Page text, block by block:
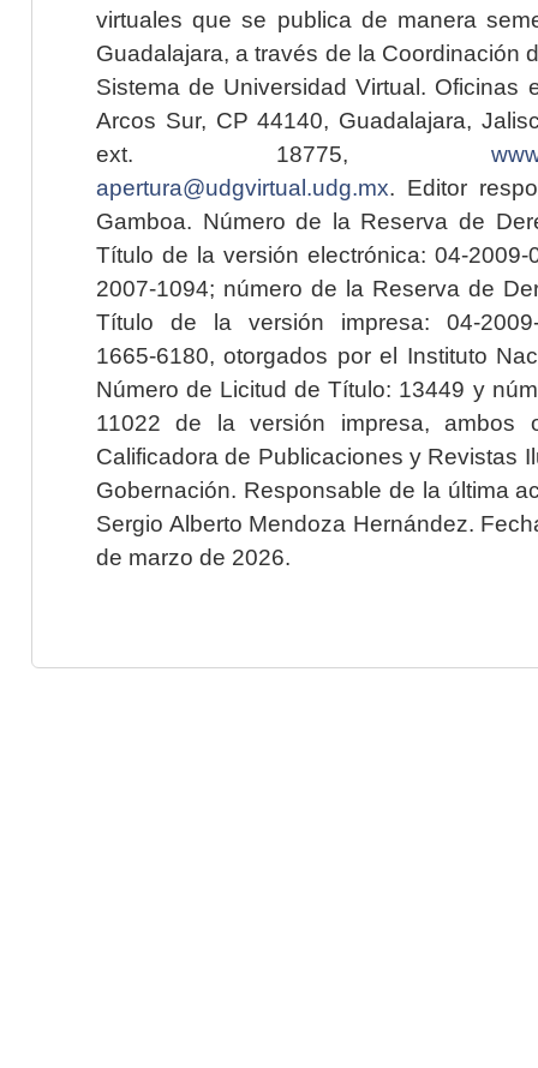
virtuales que se publica de manera
Guadalajara, a través de la Coordinación
Sistema de Universidad Virtual. Oficinas
Arcos Sur, CP 44140, Guadalajara,
ext. 18775,
apertura@udgvirtual.udg.mx. Editor
Gamboa. Número de la Reserva de
Título de la versión electrónica: 04-2009-
2007-1094; número de la Reserva de
Título de la versión impresa: 04-2009-
1665-6180, otorgados por el Instituto
Número de Licitud de Título: 13449 y
11022 de la versión impresa, ambos
Calificadora de Publicaciones y Revistas
Gobernación. Responsable de la última
Sergio Alberto Mendoza Hernández.
de marzo de 2026.